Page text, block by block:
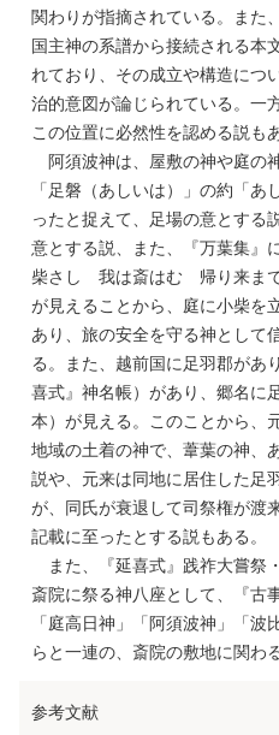
関わりが指摘されている。また
国主神の系譜から接続される本
れており、その成立や構造につ
治的意図が論じられている。一
この位置に必然性を認める説もあ
阿須波神は、屋敷の神や庭の
「足磐（あしいは）」の約「
ったと捉えて、足場の意とする
意とする説、また、『万葉集
柴さし 我は斎はむ 帰り来ま
が見えることから、庭に小柴を
あり、旅の安全を守る神として
る。また、越前国に足羽郡があ
喜式』神名帳）があり、郷名に
本）が見える。このことから、
地域の土着の神で、葦葉の神、
説や、元来は同地に居住した足
が、同氏が衰退して司祭権が渡
記載に至ったとする説もある。
また、『延喜式』践祚大嘗祭
斎院に祭る神八座として、『古
「庭高日神」「阿須波神」「
らと一連の、斎院の敷地に関わ
参考文献